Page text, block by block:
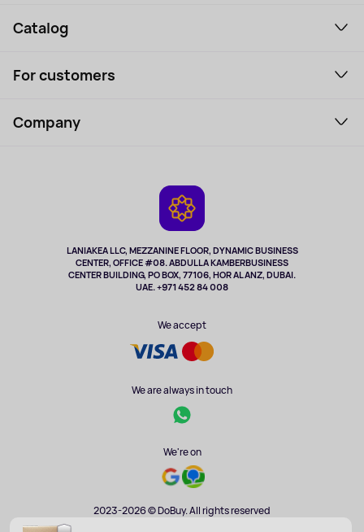
LANIAKEA LLC, MEZZANINE FLOOR, DYNAMIC BUSINESS
CENTER, OFFICE #08. ABDULLA KAMBERBUSINESS
CENTER BUILDING, PO BOX, 77106, HOR AL ANZ, DUBAI.
UAE. +971 452 84 008
We accept
We are always in touch
We're on
Catalog
Laptops, Monitors, VR
Perfumes and cosmetics
Music and sound
Clothing and accessories
For customers
How to order
Company
2023-2026 © DoBuy. All rights reserved